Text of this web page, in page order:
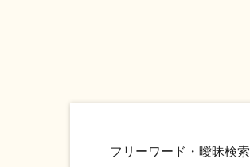
フリーワード・曖昧検索